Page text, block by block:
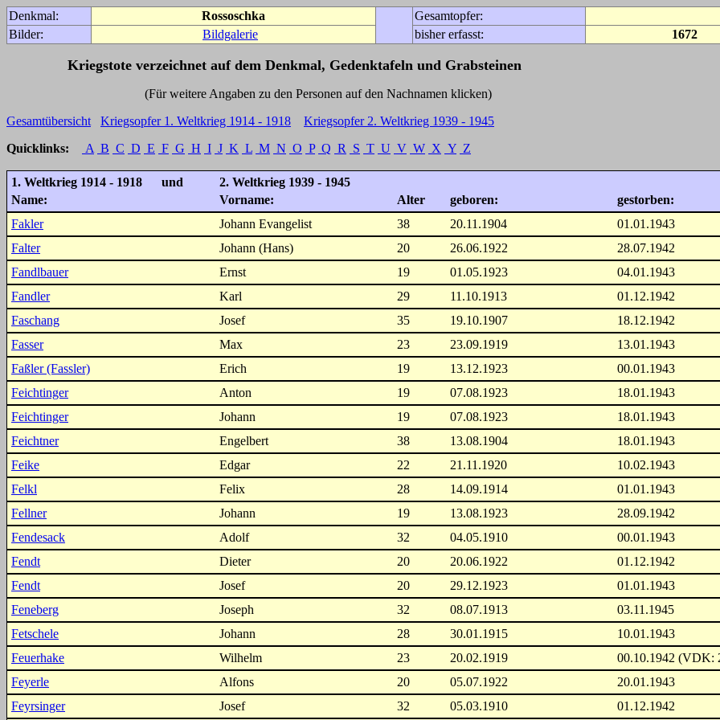
Denkmal: Rossoschka
Gesamtopfer:
Bilder:
Bildgalerie bisher erfasst: 1672
Kriegstote verzeichnet auf dem Denkmal, Gedenktafeln und Grabsteinen
(Für weitere Angaben zu den Personen auf den Nachnamen klicken)
Gesamtübersicht
Kriegsopfer 1. Weltkrieg 1914 - 1918
Kriegsopfer 2. Weltkrieg 1939 - 1945
Quicklinks:
A B C D E F G H I J K L M N O P Q R S T U V W X Y Z
1. Weltkrieg 1914 - 1918 und
2. Weltkrieg 1939 - 1945
Name:
Vorname: Alter geboren:
gestorben:
Fakler
Johann Evangelist 38 20.11.1904
01.01.1943
Falter
Johann (Hans) 20 26.06.1922
28.07.1942
Fandlbauer
Ernst 19 01.05.1923
04.01.1943
Fandler
Karl 29 11.10.1913
01.12.1942
Faschang
Josef 35 19.10.1907
18.12.1942
Fasser
Max 23 23.09.1919
13.01.1943
Faßler (Fassler)
Erich 19 13.12.1923
00.01.1943
Feichtinger
Anton 19 07.08.1923
18.01.1943
Feichtinger
Johann 19 07.08.1923
18.01.1943
Feichtner
Engelbert 38 13.08.1904
18.01.1943
Feike
Edgar 22 21.11.1920
10.02.1943
Felkl
Felix 28 14.09.1914
01.01.1943
Fellner
Johann 19 13.08.1923
28.09.1942
Fendesack
Adolf 32 04.05.1910
00.01.1943
Fendt
Dieter 20 20.06.1922
01.12.1942
Fendt
Josef 20 29.12.1923
01.01.1943
Feneberg
Joseph 32 08.07.1913
03.11.1945
Fetschele
Johann 28 30.01.1915
10.01.1943
Feuerhake
Wilhelm 23 20.02.1919
00.10.1942 (VDK:
Feyerle
Alfons 20 05.07.1922
20.01.1943
Feyrsinger
Josef 32 05.03.1910 01.12.1942